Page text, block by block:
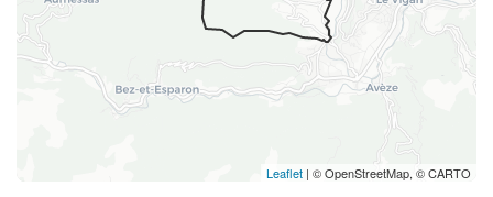
Leaflet | © OpenStreetMap, © CARTO